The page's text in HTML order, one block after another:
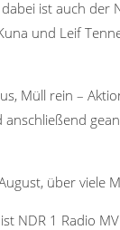
ist auch der
und Leif
Müll rein –
über viele
NDR 1 Radio